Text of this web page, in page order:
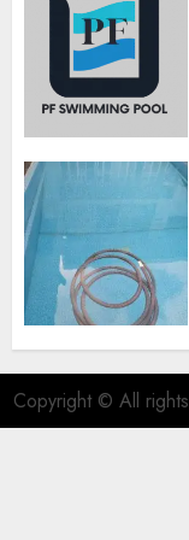
Copyright © All